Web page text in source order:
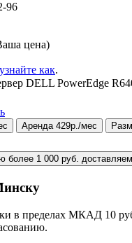
96
цена)
узнайте как.
DELL PowerEdge
Аренда 429р./мес
более 1 000 руб.
в пределах МКАД 10